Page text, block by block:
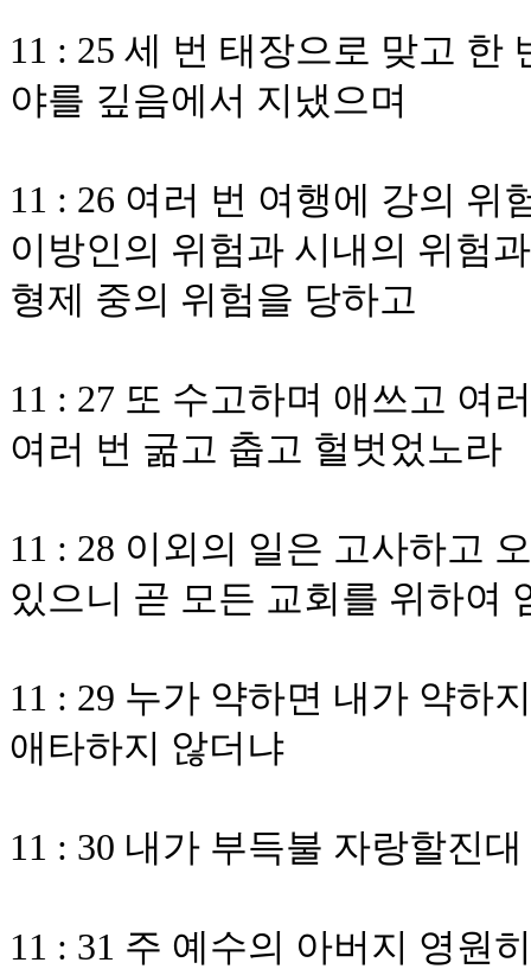
11 : 25 세 번 태장으로 맞고 한
야를 깊음에서 지냈으며
11 : 26 여러 번 여행에 강의 위
이방인의 위험과 시내의 위험
형제 중의 위험을 당하고
11 : 27 또 수고하며 애쓰고 여
여러 번 굶고 춥고 헐벗었노라
11 : 28 이외의 일은 고사하고
있으니 곧 모든 교회를 위하여
11 : 29 누가 약하면 내가 약하
애타하지 않더냐
11 : 30 내가 부득불 자랑할진
11 : 31 주 예수의 아버지 영원